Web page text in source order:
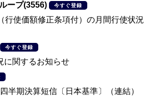
ープ(3556)
今すぐ登録
行使価額修正条項付）の月間行使状況
今すぐ登録
に関するお知らせ
半期決算短信〔日本基準〕（連結）